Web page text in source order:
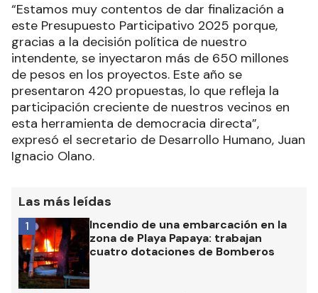
“Estamos muy contentos de dar finalización a
este Presupuesto Participativo 2025 porque,
gracias a la decisión política de nuestro
intendente, se inyectaron más de 650 millones
de pesos en los proyectos. Este año se
presentaron 420 propuestas, lo que refleja la
participación creciente de nuestros vecinos en
esta herramienta de democracia directa”,
expresó el secretario de Desarrollo Humano, Juan
Ignacio Olano.
Las más leídas
Incendio de una embarcación en la
zona de Playa Papaya: trabajan
cuatro dotaciones de Bomberos
1